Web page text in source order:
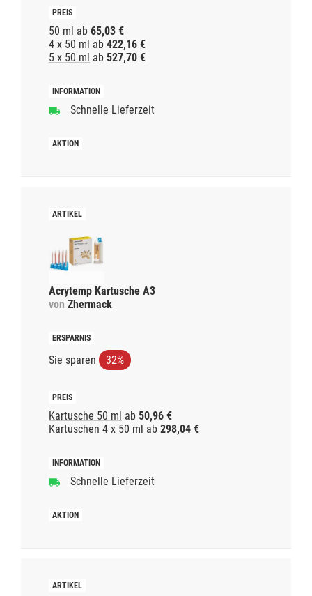
50 ml ab 65,03 €
4 x 50 ml ab 422,16 €
5 x 50 ml ab 527,70 €
Schnelle Lieferzeit
Acrytemp Kartusche A3
von Zhermack
Sie sparen 32%
Kartusche 50 ml ab 50,96 €
Kartuschen 4 x 50 ml ab 298,04 €
Schnelle Lieferzeit